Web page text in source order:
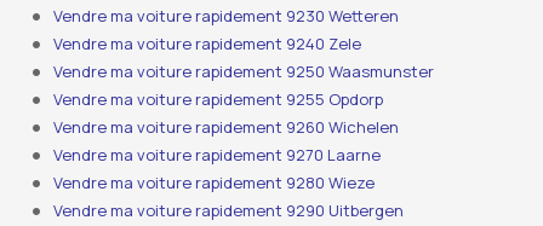
Vendre ma voiture rapidement 9230 Wetteren
Vendre ma voiture rapidement 9240 Zele
Vendre ma voiture rapidement 9250 Waasmunster
Vendre ma voiture rapidement 9255 Opdorp
Vendre ma voiture rapidement 9260 Wichelen
Vendre ma voiture rapidement 9270 Laarne
Vendre ma voiture rapidement 9280 Wieze
Vendre ma voiture rapidement 9290 Uitbergen